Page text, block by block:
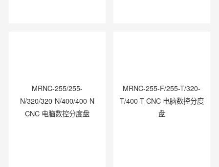
MRNC-255/255-
N/320/320-N/400/400-N
CNC 电脑数控分度盘
MRNC-255-F/255-T/320-
T/400-T CNC 电脑数控分度
盘